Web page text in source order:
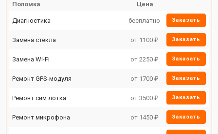
Поломка Цена
Диагностика бесплатно Заказать
Замена стекла от 1100 ₽ Заказать
Замена Wi-Fi от 2250 ₽ Заказать
Ремонт GPS-модуля от 1700 ₽ Заказать
Ремонт сим лотка от 3500 ₽ Заказать
Ремонт микрофона от 1450 ₽ Заказать